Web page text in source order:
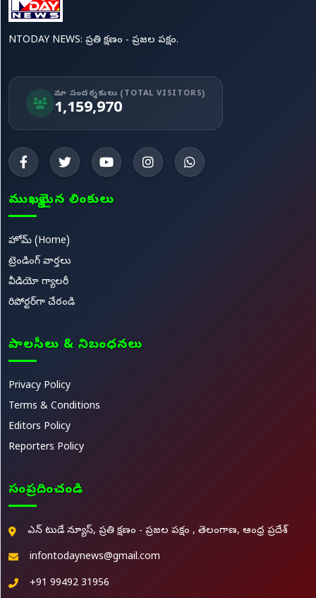
NTODAY NEWS: ప్రతి క్షణం - ప్రజల పక్షం.
మా సందర్శకులు (TOTAL VISITORS)
1,159,970
ముఖ్యమైన లింకులు
హోమ్ (Home)
ట్రెండింగ్ వార్తలు
వీడియో గ్యాలరీ
రిపోర్టర్‌గా చేరండి
పాలసీలు & నిబంధనలు
Privacy Policy
Terms & Conditions
Editors Policy
Reporters Policy
సంప్రదించండి
ఎన్ టుడే న్యూస్, ప్రతి క్షణం - ప్రజల పక్షం , తెలంగాణ, ఆంధ్ర ప్రదేశ్
infontodaynews@gmail.com
+91 99492 31956